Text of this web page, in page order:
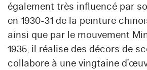
également très influencé par
en 1930-31 de la peinture
ainsi que par le mouvement
1935, il réalise des décors de
collabore à une vingtaine